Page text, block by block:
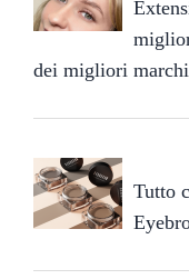
dei migliori marchi
Tutto